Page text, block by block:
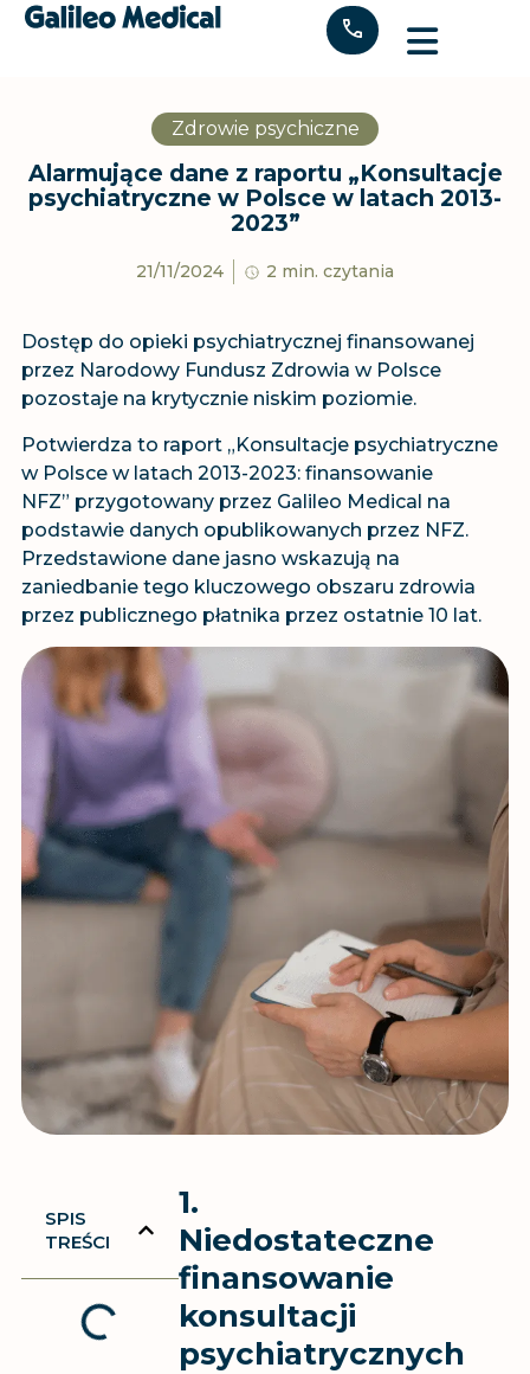
Zdrowie psychiczne
Alarmujące dane z raportu „Konsultacje
psychiatryczne w Polsce w latach 2013-
2023”
21/11/2024 2 min. czytania
Dostęp do opieki psychiatrycznej finansowanej
przez Narodowy Fundusz Zdrowia w Polsce
pozostaje na krytycznie niskim poziomie.
Potwierdza to raport „Konsultacje psychiatryczne
w Polsce w latach 2013-2023: finansowanie
NFZ” przygotowany przez Galileo Medical na
podstawie danych opublikowanych przez NFZ.
Przedstawione dane jasno wskazują na
zaniedbanie tego kluczowego obszaru zdrowia
przez publicznego płatnika przez ostatnie 10 lat.
SPIS
TREŚCI
1.
Niedostateczne
finansowanie
konsultacji
psychiatrycznych